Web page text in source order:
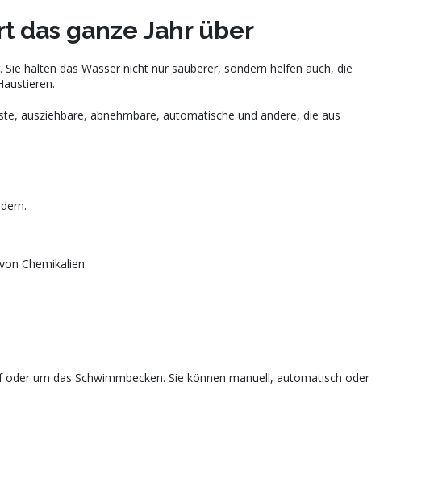
das ganze Jahr über
halten das Wasser nicht nur sauberer, sondern helfen auch, die
ausziehbare, abnehmbare, automatische und andere, die aus
Chemikalien.
um das Schwimmbecken. Sie können manuell, automatisch oder